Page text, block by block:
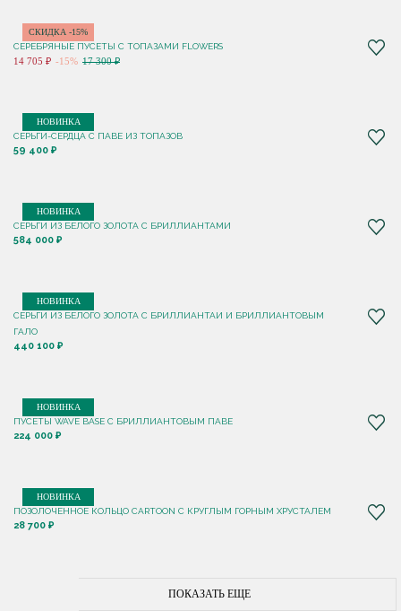
СКИДКА -15%
СЕРЕБРЯНЫЕ ПУСЕТЫ С ТОПАЗАМИ FLOWERS
14 705 ₽ -15% 17 300 ₽
НОВИНКА
СЕРЬГИ-СЕРДЦА С ПАВЕ ИЗ ТОПАЗОВ
59 400 ₽
НОВИНКА
СЕРЬГИ ИЗ БЕЛОГО ЗОЛОТА С БРИЛЛИАНТАМИ
584 000 ₽
НОВИНКА
СЕРЬГИ ИЗ БЕЛОГО ЗОЛОТА С БРИЛЛИАНТАИ И БРИЛЛИАНТОВЫМ
ГАЛО
440 100 ₽
НОВИНКА
ПУСЕТЫ WAVE BASE С БРИЛЛИАНТОВЫМ ПАВЕ
224 000 ₽
НОВИНКА
ПОЗОЛОЧЕННОЕ КОЛЬЦО CARTOON C КРУГЛЫМ ГОРНЫМ ХРУСТАЛЕМ
28 700 ₽
ПОКАЗАТЬ ЕЩЕ